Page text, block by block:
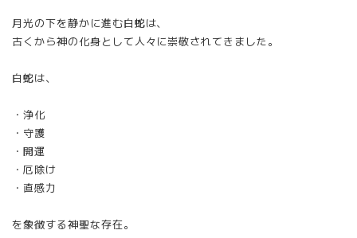
月光の下を静かに進む白蛇は、
古くから神の化身として人々に崇敬されてきました。
白蛇は、
・浄化
・守護
・開運
・厄除け
・直感力
を象徴する神聖な存在。